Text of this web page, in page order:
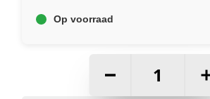
Op voorraad
+